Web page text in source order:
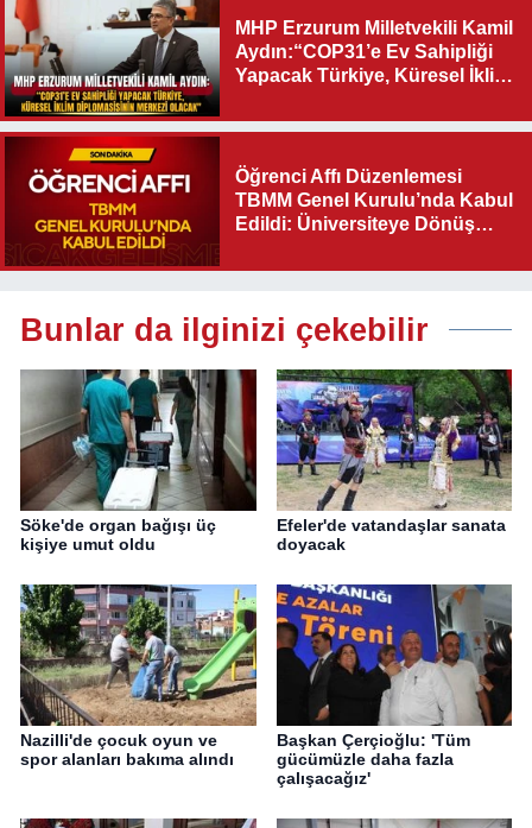
MHP Erzurum Milletvekili Kamil
Aydın:“COP31’e Ev Sahipliği
Yapacak Türkiye, Küresel İklim
Olacak"
Öğrenci Affı Düzenlemesi
TBMM Genel Kurulu’nda Kabul
Edildi: Üniversiteye Dönüş
Bunlar da ilginizi çekebilir
Söke'de organ bağışı üç
kişiye umut oldu
Efeler'de vatandaşlar sanata
doyacak
Nazilli'de çocuk oyun ve
spor alanları bakıma alındı
Başkan Çerçioğlu: 'Tüm
gücümüzle daha fazla
çalışacağız'